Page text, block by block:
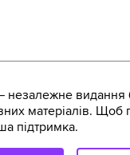
незалежне видання
матеріалів. Щоб
підтримка.